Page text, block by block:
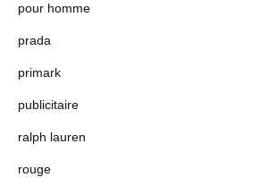
pour homme
prada
primark
publicitaire
ralph lauren
rouge